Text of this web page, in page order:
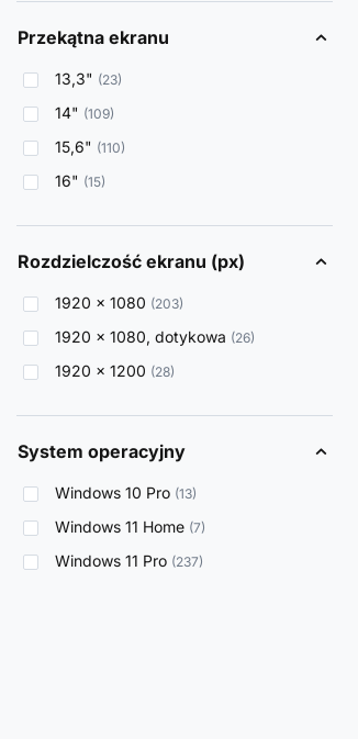
Przekątna ekranu
13,3" 23
14" 109
15,6" 110
16" 15
Rozdzielczość ekranu (px)
1920 x 1080 203
1920 x 1080, dotykowa 26
1920 x 1200 28
System operacyjny
Windows 10 Pro 13
Windows 11 Home 7
Windows 11 Pro 237